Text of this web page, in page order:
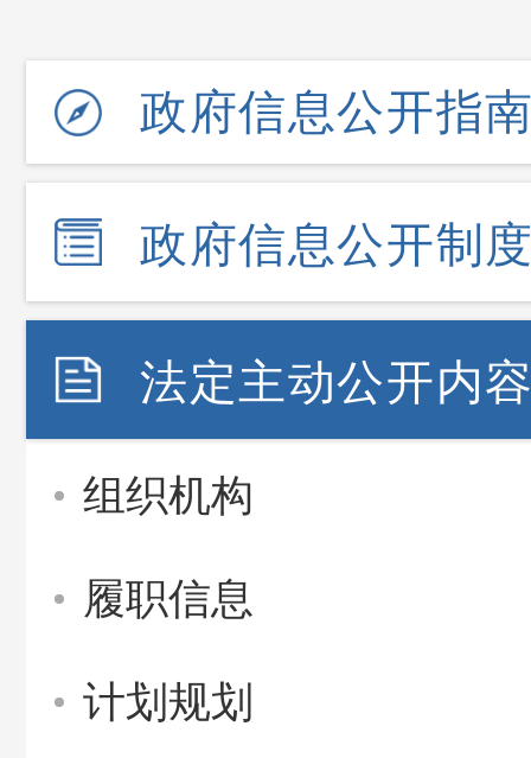
政府信息公开指
政府信息公开制
法定主动公开内
组织机构
履职信息
计划规划